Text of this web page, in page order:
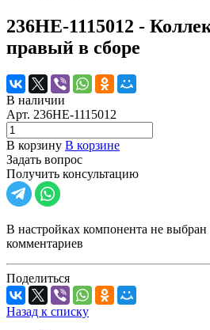
236НЕ-1115012 -
правый в сборе
В наличии
Арт. 236НЕ-1115012
В корзину В корзине
Задать вопрос
Получить консультацию
В настройках компонента не
комментариев
Поделиться
Назад к списку